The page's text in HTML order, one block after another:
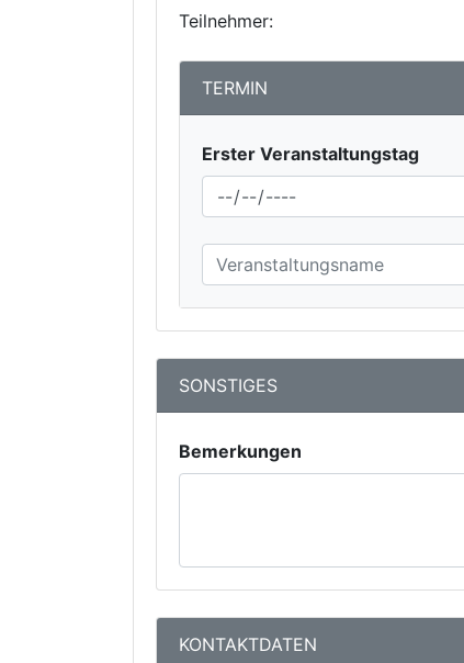
Teilnehmer:
TERMIN
Erster Veranstaltungstag
SONSTIGES
Bemerkungen
KONTAKTDATEN